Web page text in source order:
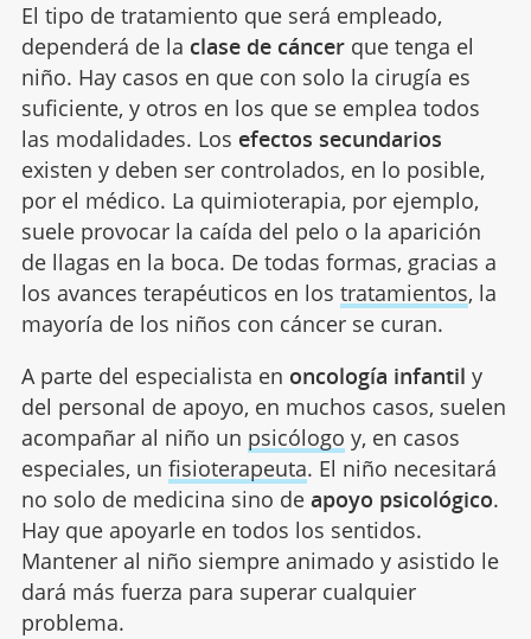
El tipo de tratamiento que será empleado,
dependerá de la clase de cáncerque tenga el
niño. Hay casos en que con solo la cirugía es
suficiente, y otros en los que se emplea todos
las modalidades. Los efectos secundarios
existen y deben ser controlados, en lo posible,
por el médico. La quimioterapia, por ejemplo,
suele provocar la caída del pelo o la aparición
de llagas en la boca. De todas formas, gracias a
los avances terapéuticos en los tratamientos, la
mayoría de los niños con cáncer se curan.
A parte del especialista en oncología infantil y
del personal de apoyo, en muchos casos, suelen
acompañar al niño un psicólogo y, en casos
especiales, un fisioterapeuta. El niño necesitará
no solo de medicina sino de apoyo psicológico.
Hay que apoyarle en todos los sentidos.
Mantener al niño siempre animado y asistido le
dará más fuerza para superar cualquier
problema.